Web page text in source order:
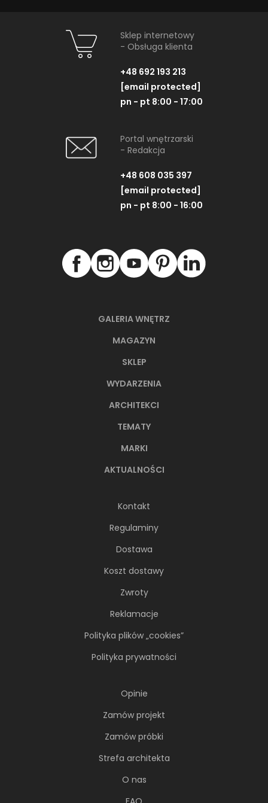
GALERIA WNĘTRZ
MAGAZYN
SKLEP
WYDARZENIA
ARCHITEKCI
TEMATY
MARKI
AKTUALNOŚCI
Kontakt
Regulaminy
Dostawa
Koszt dostawy
Zwroty
Reklamacje
Polityka plików „cookies”
Polityka prywatności
Opinie
Zamów projekt
Zamów próbki
Strefa architekta
O nas
Sklep internetowy
- Obsługa klienta
+48 692 193 213
[email protected]
pn - pt 8:00 - 17:00
Portal wnętrzarski
- Redakcja
+48 608 035 397
[email protected]
pn - pt 8:00 - 16:00